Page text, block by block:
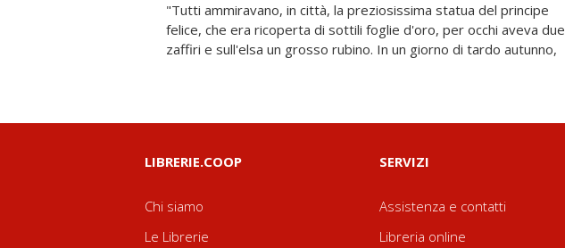
"Tutti ammiravano, in città, la preziosissima statua del principe
felice, che era ricoperta di sottili foglie d'oro, per occhi aveva due
zaffiri e sull'elsa un grosso rubino. In un giorno di tardo autunno,
un rondinotto si fermò per riposare ai suoi piedi". Età di lettura: da
LIBRERIE.COOP
Chi siamo
Le Librerie
SERVIZI
Assistenza e contatti
Libreria online